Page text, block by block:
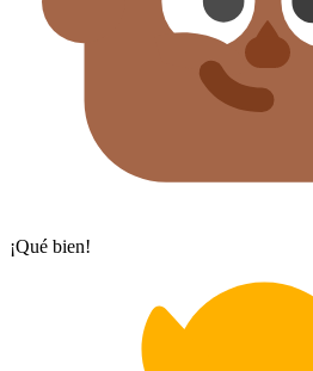
¡Qué bien!